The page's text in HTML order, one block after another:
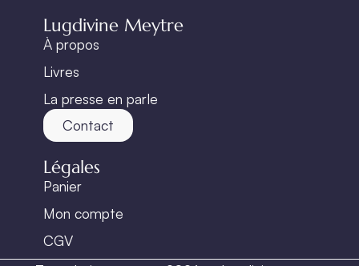
Lugdivine Meytre
À propos
Livres
La presse en parle
Contact
Légales
Panier
Mon compte
CGV